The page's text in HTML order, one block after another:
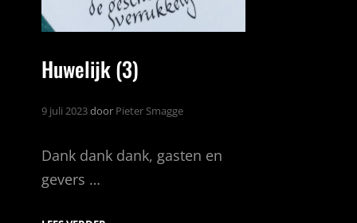
Huwelijk (3)
9 juli 2023door Pieter Smagge
Dank dank dank, gasten en
gevers …